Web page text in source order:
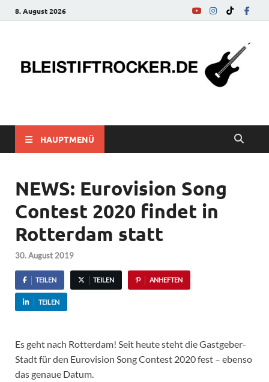
8. August 2026
bleistiftrocker.de
HAUPTMENÜ
NEWS: Eurovision Song
Contest 2020 findet in
Rotterdam statt
30. August 2019
TEILEN TEILEN ANHEFTEN
TEILEN
Es geht nach Rotterdam! Seit heute steht die Gastgeber-
Stadt für den Eurovision Song Contest 2020 fest – ebenso
das genaue Datum.